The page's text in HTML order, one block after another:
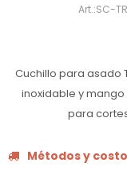
SC-
Cuchillo para asado
inoxidable y
para
Métodos y